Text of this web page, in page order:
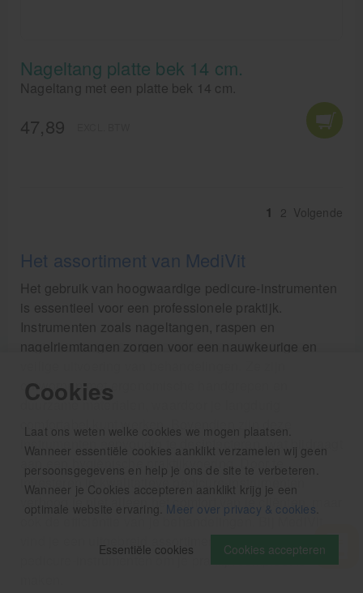
Cookies
Laat ons weten welke cookies we mogen plaatsen.
Wanneer essentiële cookies aanklikt verzamelen wij geen
persoonsgegevens en help je ons de site te verbeteren.
Wanneer je Cookies accepteren aanklikt krijg je een
optimale website ervaring. Meer over privacy & cookies
Cookies accepteren
Essentiële cookies
Nageltang platte bek 14 cm.
Nageltang met een platte bek 14 cm.
47,89
1 2 Volgende
Het assortiment van MediVit
Het gebruik van hoogwaardige pedicure-instrumenten
is essentieel voor een professionele praktijk.
Instrumenten zoals nageltangen, raspen en
nagelriemtangen zorgen voor een nauwkeurige en
ontworpen met ergonomische handgrepen en
duurzame materialen, waardoor je langdurig
comfortabel kunt werken. Bovendien zijn deze
instrumenten eenvoudig te desinfecteren, wat bijdraagt
aan een hygiënische praktijkvoering. Door te
investeren in kwalitatieve pedicure-instrumenten
verhoog je niet alleen het comfort van je cliënten, maar
ook de efficiëntie van je behandelingen. Bij MediVit
vind je een uitgebreid assortiment professionele
pedicure-instrumenten om je praktijk compleet te